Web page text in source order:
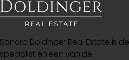
Sandra Doldinger Real Estate is de
specialist en een van de